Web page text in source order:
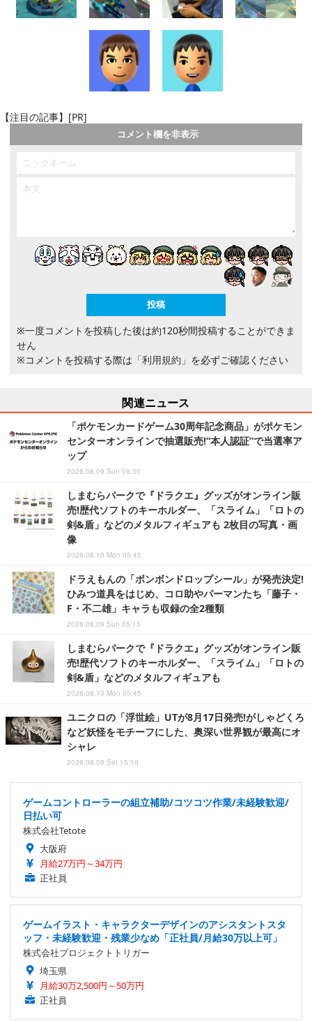
【注目の記事】[PR]
コメント欄を非表示
※一度コメントを投稿した後は約120秒間投稿することができま
せん
※コメントを投稿する際は 「利用規約」 を必ずご確認ください
関連ニュース
「ポケモンカードゲーム30周年記念商品」がポケモン
センターオンラインで抽選販売!“本人認証”で当選率ア
ップ
2026.08.09 Sun 09:30
しまむらパークで『ドラクエ』グッズがオンライン販
売!歴代ソフトのキーホルダー、「スライム」「ロトの
剣&盾」などのメタルフィギュアも 2枚目の写真・画
像
2026.08.10 Mon 05:45
ドラえもんの「ボンボンドロップシール」が発売決定!
ひみつ道具をはじめ、コロ助やパーマンたち「藤子・
F・不二雄」キャラも収録の全2種類
2026.08.09 Sun 05:15
しまむらパークで『ドラクエ』グッズがオンライン販
売!歴代ソフトのキーホルダー、「スライム」「ロトの
剣&盾」などのメタルフィギュアも
2026.08.10 Mon 05:45
ユニクロの「浮世絵」UTが8月17日発売!がしゃどくろ
など妖怪をモチーフにした、奥深い世界観が最高にオ
シャレ
2026.08.08 Sat 15:10
ゲームコントローラーの組立補助/コツコツ作業/未経験歓迎/
日払い可
株式会社Tetote
大阪府
月給27万円～34万円
正社員
ゲームイラスト・キャラクターデザインのアシスタントスタ
ッフ・未経験歓迎・残業少なめ「正社員/月給30万以上可」
株式会社プロジェクトトリガー
埼玉県
月給30万2,500円～50万円
正社員